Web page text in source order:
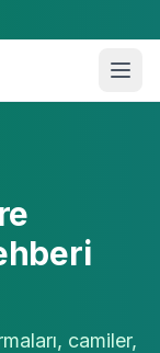
camiler,